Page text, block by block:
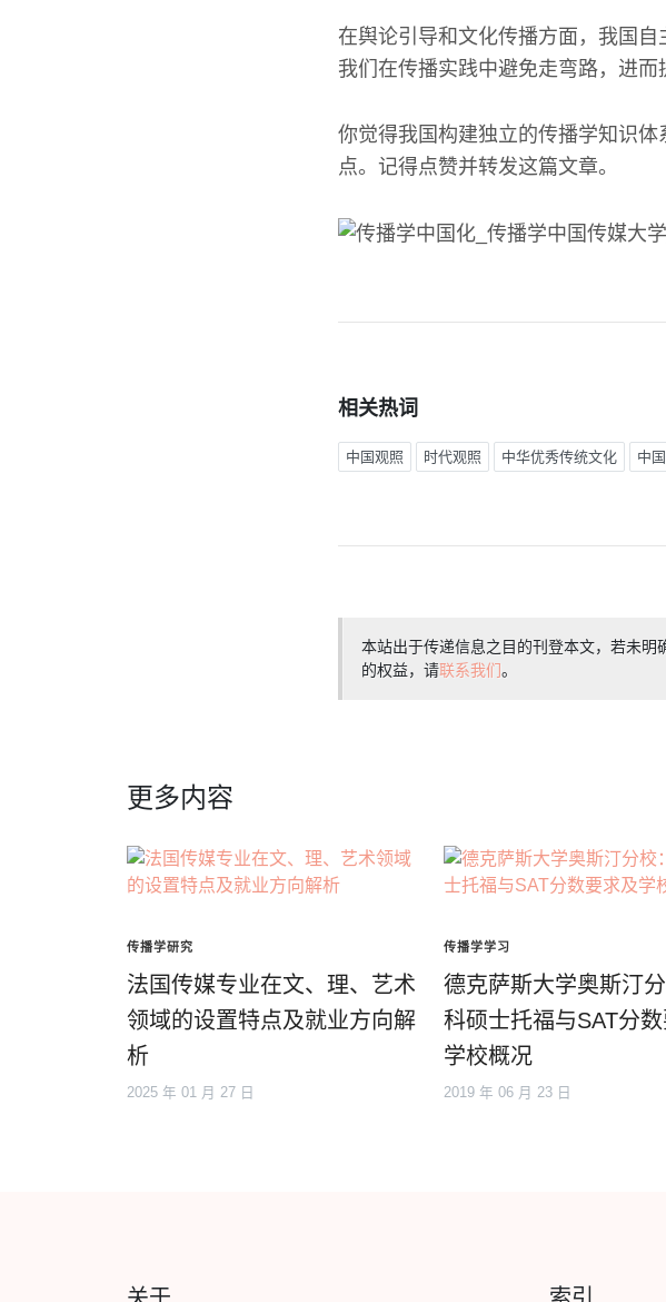
在舆论引导和文化传播方面，我国
我们在传播实践中避免走弯路，进而
你觉得我国构建独立的传播学知识
点。记得点赞并转发这篇文章。
相关热词
中国观照 时代观照 中华优秀传统文化 中
本站出于传递信息之目的刊登本文，若未
的权益，请联系我们。
更多内容
传播学研究
法国传媒专业在文、理、艺术
领域的设置特点及就业方向解
析
2025 年 01 月 27 日
传播学学习
德克萨斯大学奥斯汀
科硕士托福与SAT分
学校概况
2019 年 06 月 23 日